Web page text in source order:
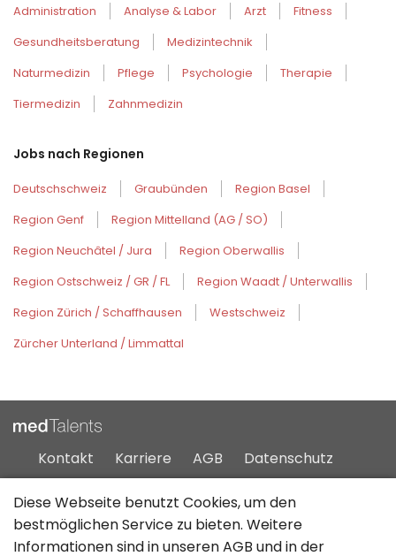
Administration Analyse & Labor Arzt
Fitness
Gesundheitsberatung
Medizintechnik
Naturmedizin
Pflege Psychologie
Therapie
Tiermedizin
Zahnmedizin
Jobs nach Regionen
Deutschschweiz Graubünden
Region Basel
Region Genf
Region Mittelland (AG / SO)
Region Neuchâtel / Jura
Region Oberwallis
Region Ostschweiz / GR / FL
Region Waadt / Unterwallis
Region Zürich / Schaffhausen
Westschweiz
Zürcher Unterland / Limmattal
Kontakt Karriere AGB
Datenschutz
Impressum
Sitemap
Diese Webseite benutzt Cookies, um den
bestmöglichen Service zu bieten. Weitere
Informationen sind in unserenAGB und in der